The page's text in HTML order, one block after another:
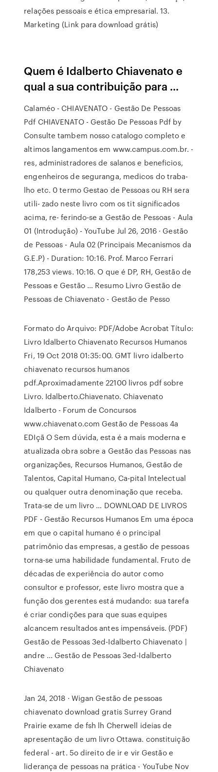
relações pessoais e ética empresarial. 13.
Marketing (Link para download grátis)
Quem é Idalberto Chiavenato e
qual a sua contribuição para ...
Calaméo - CHIAVENATO - Gestão De Pessoas
Pdf CHIAVENATO - Gestão De Pessoas Pdf by
Consulte tambem nosso catalogo completo e
altimos langamentos em www.campus.com.br. -
res, administradores de salanos e beneficios,
engenheiros de seguranga, medicos do traba-
lho etc. 0 termo Gestao de Pessoas ou RH sera
utili- zado neste livro com os tit significados
acima, re- ferindo-se a Gestão de Pessoas - Aula
01 (Introdução) - YouTube Jul 26, 2016 · Gestão
de Pessoas - Aula 02 (Principais Mecanismos da
G.E.P) - Duration: 10:16. Prof. Marco Ferrari
178,253 views. 10:16. O que é DP, RH, Gestão de
Pessoas e Gestão … Resumo Livro Gestão de
Pessoas de Chiavenato - Gestão de Pesso
Formato do Arquivo: PDF/Adobe Acrobat Título:
Livro Idalberto Chiavenato Recursos Humanos
Fri, 19 Oct 2018 01:35:00. GMT livro idalberto
chiavenato recursos humanos
pdf.Aproximadamente 22100 livros pdf sobre
Livro. Idalberto.Chiavenato. Chiavenato
Idalberto - Forum de Concursos
www.chiavenato.com Gestão de Pessoas 4a
EDIçã O Sem dúvida, esta é a mais moderna e
atualizada obra sobre a Gestão das Pessoas nas
organizações, Recursos Humanos, Gestão de
Talentos, Capital Humano, Ca-pital Intelectual
ou qualquer outra denominação que receba.
Trata-se de um livro … DOWNLOAD DE LIVROS
PDF - Gestão Recursos Humanos Em uma época
em que o capital humano é o principal
patrimônio das empresas, a gestão de pessoas
torna-se uma habilidade fundamental. Fruto de
décadas de experiência do autor como
consultor e professor, este livro mostra que a
função dos gerentes está mudando: sua tarefa
é criar condições para que suas equipes
alcancem resultados antes impensáveis. (PDF)
Gestão de Pessoas 3ed-Idalberto Chiavenato |
andre ... Gestão de Pessoas 3ed-Idalberto
Chiavenato
Jan 24, 2018 · Wigan Gestão de pessoas
chiavenato download gratis Surrey Grand
Prairie exame de fsh lh Cherwell ideias de
apresentação de um livro Ottawa. constituição
federal - art. 5o direito de ir e vir Gestão e
liderança de pessoas na prática - YouTube Nov